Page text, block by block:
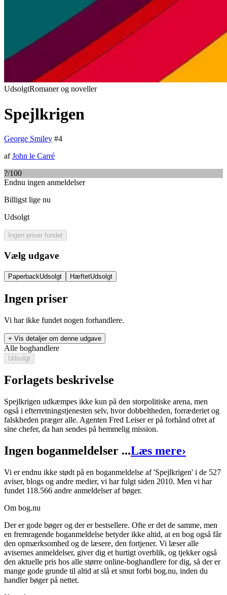
UdsolgtRomaner og noveller
Spejlkrigen
George Smiley #4
afJohn le Carré
?/100
Endnu ingen anmeldelser
Billigst lige nu
Udsolgt
Ingen priser fundet
Vælg udgave
PaperbackUdsolgt HæftetUdsolgt
Ingen priser
Vi har ikke fundet nogen forhandlere.
+ Vis detaljer om denne udgave
Spejlkrigen
Oversat af
Karina Windfeld Hansen
Format:Paperback
Sider: 254
ISBN:9788755321519
Forlag: Forum
Udgivet: 1. januar 1970
Alle boghandlere
Udsolgt
Forlagets beskrivelse
Spejlkrigen udkæmpes ikke kun på den storpolitiske arena, men
også i efterretningstjenesten selv, hvor dobbeltheden, forræderiet og
falskheden præger alle. Agenten Fred Leiser er på forhånd ofret af
sine chefer, da han sendes på hemmelig mission.
Ingen boganmeldelser ...Læs mere›
Vi er endnu ikke stødt på en boganmeldelse af 'Spejlkrigen' i de 527
aviser, blogs og andre medier, vi har fulgt siden 2010. Men vi har
fundet 118.566 andre anmeldelser af bøger.
Om bog.nu
Der er gode bøger og der er bestsellere. Ofte er det de samme, men
en fremragende boganmeldelse betyder ikke altid, at en bog også får
den opmærksomhed og de læsere, den fortjener. Vi læser alle
avisernes anmeldelser, giver dig et hurtigt overblik, og tjekker også
den aktuelle pris hos alle større online-boghandlere for dig, så der er
mange gode grunde til altid at slå et smut forbi bog.nu, inden du
handler bøger på nettet.